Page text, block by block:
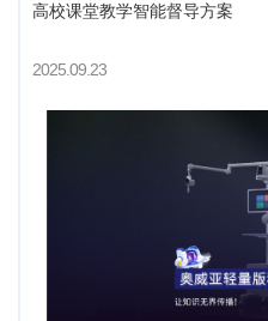
高校课堂教学智能督导方案
2025.09.23